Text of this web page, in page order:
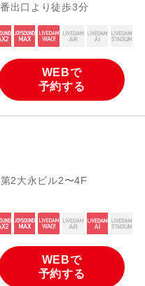
出口より徒歩3分
WEBで
予約する
2大永ビル2〜4F
WEBで
予約する